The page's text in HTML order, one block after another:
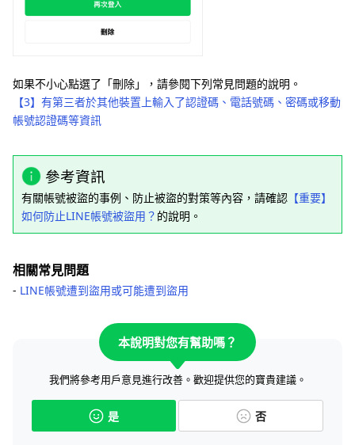
如果不小心點選了「刪除」，請參閱下列常見問題的說明。
【3】有第三者於其他裝置上輸入了認證碼、電話號碼、密碼或移動
帳號認證碼等資訊
參考資訊
有關帳號被盜的事例、防止被盜的對策等內容，請確認 【重要】
如何防止LINE帳號被盜用？ 的說明。
相關常見問題
‐ LINE帳號遭到盜用或可能遭到盜用
本說明對您有幫助嗎？
我們將參考用戶意見進行改善。歡迎提供您的寶貴建議。
是 否